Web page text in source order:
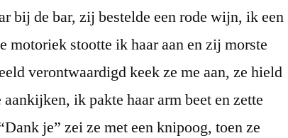
bij de bar, zij bestelde een rode wijn, ik een
motoriek stootte ik haar aan en zij morste
verontwaardigd keek ze me aan, ze hield
ik pakte haar arm beet en zette
je” zei ze met een knipoog, toen ze